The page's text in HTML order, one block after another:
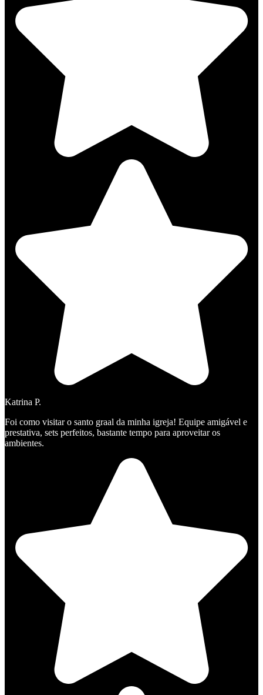
Katrina P.
Foi como visitar o santo graal da minha igreja! Equipe amigável e
prestativa, sets perfeitos, bastante tempo para aproveitar os
ambientes.